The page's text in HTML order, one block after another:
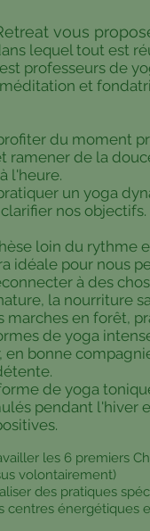
vous
lequel tout est
professeurs de
et
du moment
ramener de la
l'heure.
un yoga
nos objectifs.
loin du rythme
idéale pour nous
à des
la nourriture
marches en forêt,
de yoga
en bonne
de yoga
pendant l'hiver
les 6 premiers
volontairement)
des pratiques
centres énergétiques